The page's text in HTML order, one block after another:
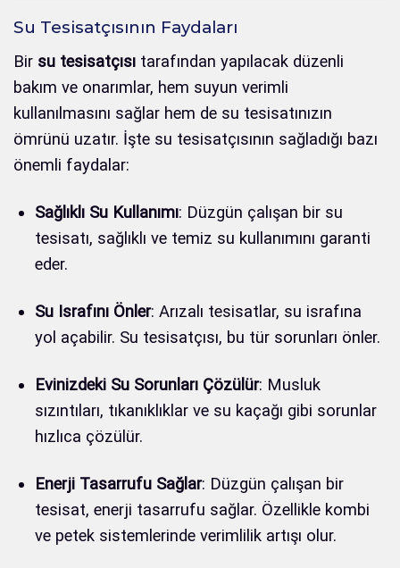
Su Tesisatçısının Faydaları
Bir su tesisatçısı tarafından yapılacak düzenli
bakım ve onarımlar, hem suyun verimli
kullanılmasını sağlar hem de su tesisatınızın
ömrünü uzatır. İşte su tesisatçısının sağladığı bazı
önemli faydalar:
Sağlıklı Su Kullanımı: Düzgün çalışan bir su
tesisatı, sağlıklı ve temiz su kullanımını garanti
eder.
Su Israfını Önler: Arızalı tesisatlar, su israfına
yol açabilir. Su tesisatçısı, bu tür sorunları önler.
Evinizdeki Su Sorunları Çözülür: Musluk
sızıntıları, tıkanıklıklar ve su kaçağı gibi sorunlar
hızlıca çözülür.
Enerji Tasarrufu Sağlar: Düzgün çalışan bir
tesisat, enerji tasarrufu sağlar. Özellikle kombi
ve petek sistemlerinde verimlilik artışı olur.